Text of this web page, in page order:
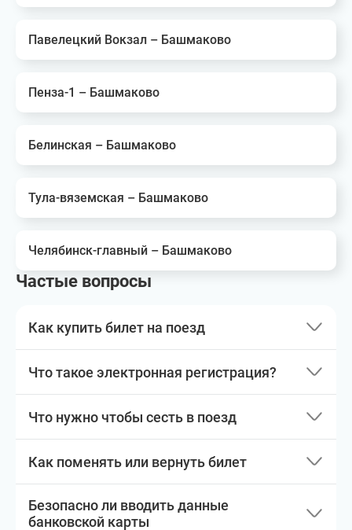
Павелецкий Вокзал – Башмаково
Пенза-1 – Башмаково
Белинская – Башмаково
Тула-вяземская – Башмаково
Челябинск-главный – Башмаково
Частые вопросы
Как купить билет на поезд
Что такое электронная регистрация?
Что нужно чтобы сесть в поезд
Как поменять или вернуть билет
Безопасно ли вводить данные
банковской карты